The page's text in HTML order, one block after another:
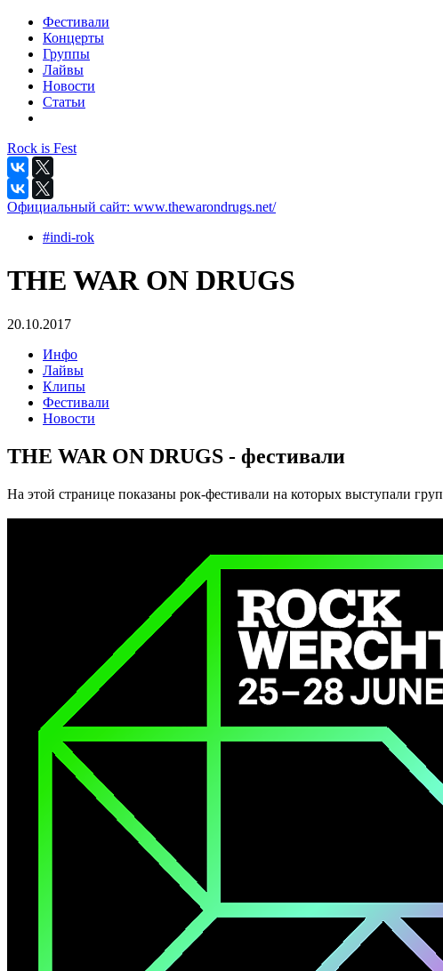
Фестивали
Концерты
Группы
Лайвы
Новости
Статьи
Rock is Fest
Официальный сайт: www.thewarondrugs.net/
#indi-rok
THE WAR ON DRUGS
20.10.2017
Инфо
Лайвы
Клипы
Фестивали
Новости
THE WAR ON DRUGS - фестивали
На этой странице показаны рок-фестивали на которых выступали